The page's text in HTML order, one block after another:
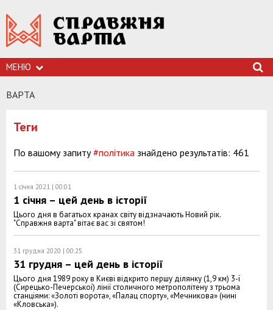
МЕНЮ
ВАРТА
Теги
По вашому запиту#політика знайдено результатів: 461
1 січня 2021 | 00:01
1 січня – цей день в історії
Цього дня в багатьох кранах світу відзначають Новий рік.
"Справжня варта" вітає вас зі святом!
31 грудня 2020 | 00:25
31 грудня – цей день в історії
Цього дня 1989 року в Києві відкрито першу ділянку (1,9 км) 3-ї
(Сирецько-Печерської) лінії столичного метрополітену з трьома
станціями: «Золоті ворота», «Палац спорту», «Мечникова» (нині
«Кловська»).